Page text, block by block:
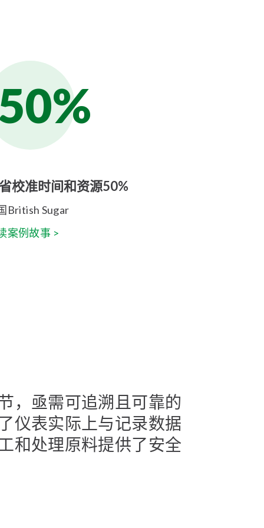
校准时间和资源50%
British Sugar
案例故事 >
，亟需可追溯且可靠的
仪表实际上与记录数据
和处理原料提供了安全